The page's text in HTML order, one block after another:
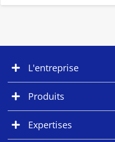
L'entreprise
Produits
Expertises